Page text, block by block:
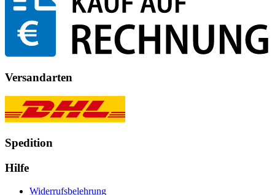
Versandarten
Spedition
Hilfe
Widerrufsbelehrung